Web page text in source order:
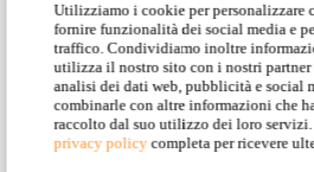
Utilizziamo i cookie per personalizzare
fornire funzionalità dei social media e
traffico. Condividiamo inoltre
utilizza il nostro sito con i nostri partner
analisi dei dati web, pubblicità e social
combinarle con altre informazioni che
raccolto dal suo utilizzo dei loro servizi.
privacy policy completa per ricevere
Ristorante – Germania
Le cafè Saint Tropez